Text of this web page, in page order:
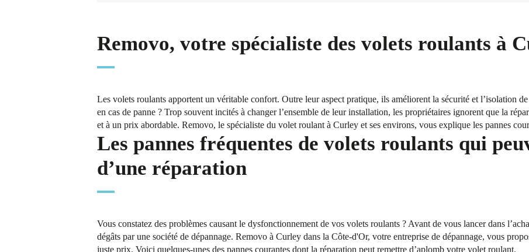
Removo, votre spécialiste des volets roulants à
Les volets roulants apportent un véritable confort. Outre leur aspect pratique, ils améliorent la sécurité et l’isolation
en cas de panne ? Trop souvent incités à changer l’ensemble de leur installation, les propriétaires ignorent que la
et à un prix abordable. Removo, le spécialiste du volet roulant à Curley et ses environs, vous explique les pannes
Les pannes fréquentes de volets roulants qui
d’une réparation
Vous constatez des problèmes causant le dysfonctionnement de vos volets roulants ? Avant de vous lancer dans
dégâts par une société de dépannage. Removo à Curley dans la Côte-d'Or, votre entreprise de dépannage, vous
juste prix. Voici quelques-unes des pannes courantes dont la réparation peut remettre d’aplomb votre volet roulant.